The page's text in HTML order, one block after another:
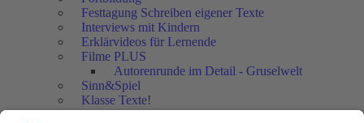
Festtagung Schreiben eigener Texte
Interviews mit Kindern
Erklärvideos für Lernende
Filme PLUS
Autorenrunde im Detail - Gruselwelt
Sinn&Spiel
Klasse Texte!
Filmausschnitte Grundschule